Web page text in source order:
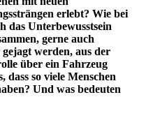
erlebt? Wie bei
das Unterbewusstsein
gerne auch
werden, aus der
über ein Fahrzeug
dass so viele Menschen
Und was bedeuten